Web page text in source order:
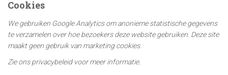
Cookies
We gebruiken Google Analytics om anonieme statistische gegevens
te verzamelen over hoe bezoekers deze website gebruiken. Deze site
maakt geen gebruik van marketing cookies.
Zie ons privacybeleid voor meer informatie.